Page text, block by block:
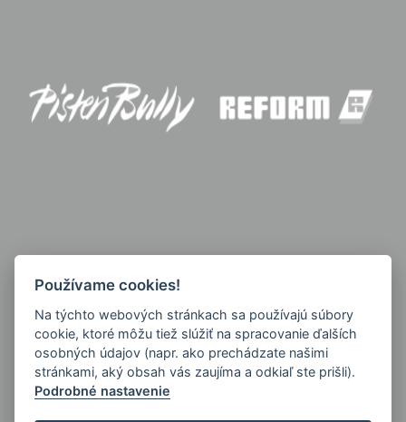
Používame cookies!
Na týchto webových stránkach sa používajú súbory
cookie, ktoré môžu tiež slúžiť na spracovanie ďalších
osobných údajov (napr. ako prechádzate našimi
stránkami, aký obsah vás zaujíma a odkiaľ ste prišli).
Podrobné nastavenie